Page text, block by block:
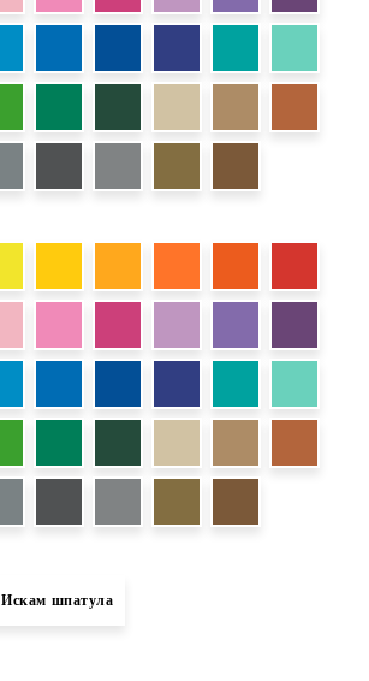
Искам шпатула